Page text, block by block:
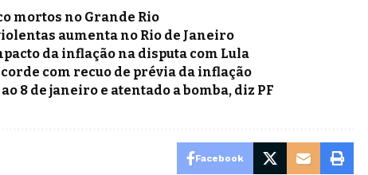
mortos no Grande Rio
aumenta no Rio de Janeiro
da inflação na disputa com Lula
com recuo de prévia da inflação
8 de janeiro e atentado a bomba, diz PF
Facebook